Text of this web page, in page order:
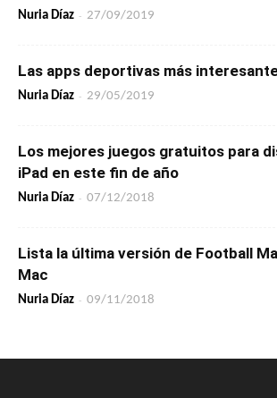
Nuria Díaz - 27/09/2019
Las apps deportivas más
Nuria Díaz - 29/05/2019
Los mejores juegos gratuitos para
iPad en este fin de año
Nuria Díaz - 07/12/2018
Lista la última versión de Football
Mac
Nuria Díaz - 09/11/2018